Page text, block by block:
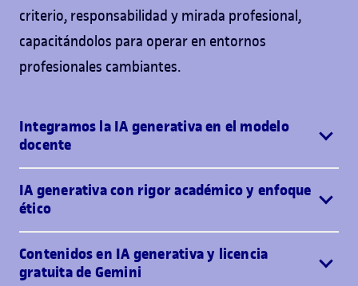
criterio, responsabilidad y mirada profesional,
capacitándolos para operar en entornos
profesionales cambiantes.
Integramos la IA generativa en el modelo
docente
IA generativa con rigor académico y enfoque
ético
Contenidos en IA generativa y licencia
gratuita de Gemini